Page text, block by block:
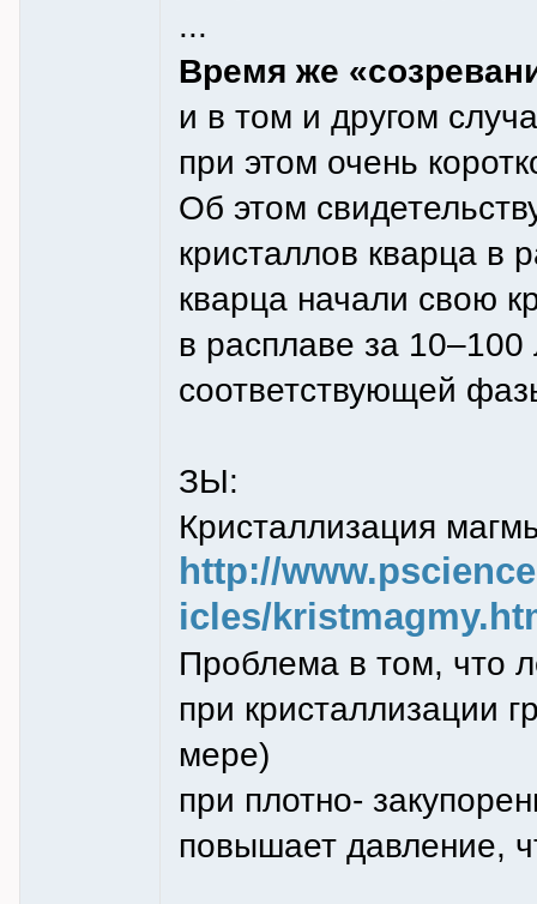
...
Время же
и в том и другом
при этом очень
Об этом
кристаллов кварца в
кварца начали свою
в расплаве за
соответствующей
ЗЫ:
Кристаллизация
http://
icles/
Проблема в том, что
при кристаллизации
мере)
при плотно-
повышает давление,